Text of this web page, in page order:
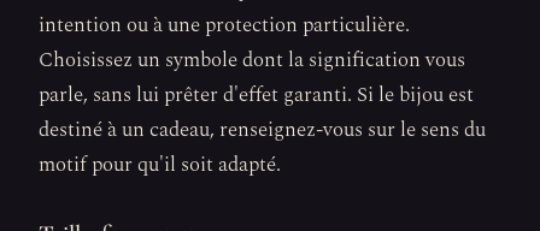
intention ou à une protection particulière.
Choisissez un symbole dont la signification vous
parle, sans lui prêter d'effet garanti. Si le bijou est
destiné à un cadeau, renseignez-vous sur le sens du
motif pour qu'il soit adapté.